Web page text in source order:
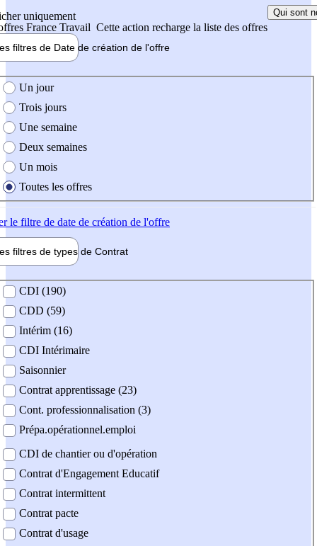
uniquement
France Travail Cette action recharge la liste des offres
Qui sont
filtres de Date de création de l'offre
création de l'offre
Un jour
Trois jours
Une semaine
Deux semaines
Un mois
Toutes les offres
le filtre de date de création de l'offre
filtres de types de Contrat
contrat
CDI (190)
CDD (59)
Intérim (16)
CDI Intérimaire
Saisonnier
Contrat apprentissage (23)
Cont. professionnalisation (3)
Prépa.opérationnel.emploi
CDI de chantier ou d'opération
Contrat d'Engagement Educatif
Contrat intermittent
Contrat pacte
Contrat d'usage